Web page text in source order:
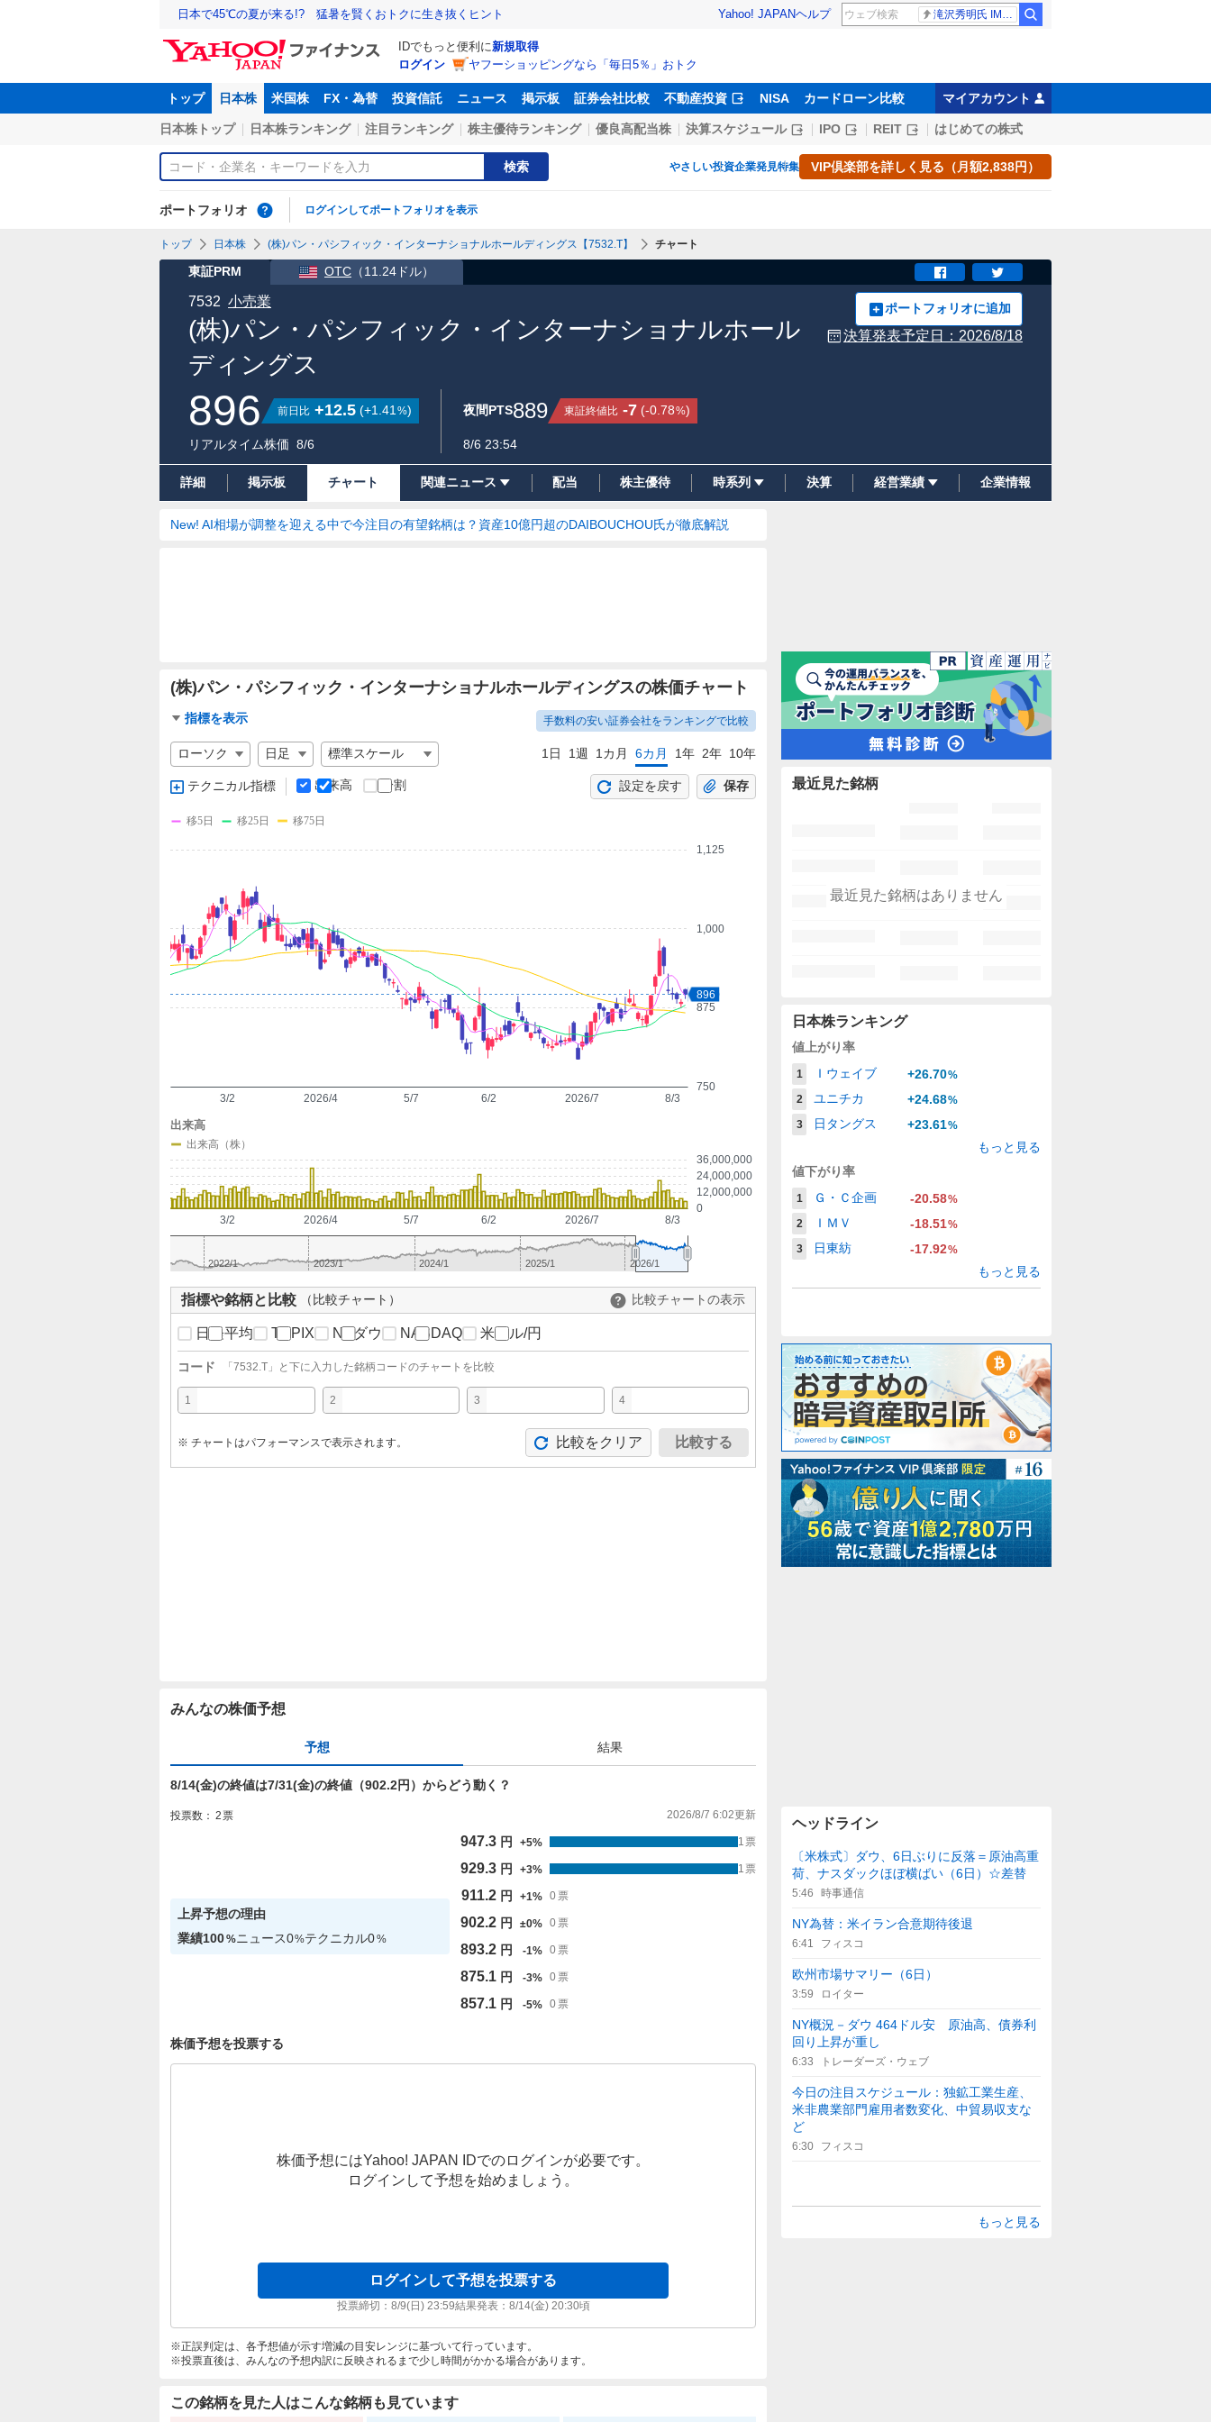
日本で45℃の夏が来る!? 猛暑を賢くおトクに生き抜くヒント Yahoo! JAPANヘルプ 滝沢秀明氏 IMPACT26
IDでもっと便利に新規取得
ログイン
ヤフーショッピングなら「毎日5％」おトク
トップ 日本株 米国株 FX・為替 投資信託 ニュース 掲示板 証券会社比較 不動産投資 NISA カードローン比較 マイアカウント
日本株トップ 日本株ランキング 注目ランキング 株主優待ランキング 優良高配当株 決算スケジュール IPO REIT はじめての株式
検索 やさしい投資企業発見特集 VIP倶楽部を詳しく見る（月額2,838円）
ポートフォリオ ログインしてポートフォリオを表示
トップ 日本株 (株)パン・パシフィック・インターナショナルホールディングス【7532.T】 チャート
東証PRM OTC （11.24ドル）
(株)パン・パシフィック・インターナショナルホール
ディングス
7532 小売業 ポートフォリオに追加
決算発表予定日： 2026/8/18
896 前日比 +12.5 (+1.41%)
リアルタイム株価 8/6
夜間PTS889 東証終値比 -7 (-0.78%)
8/6 23:54
詳細 掲示板 チャート 関連ニュース 配当 株主優待 時系列 決算 経営業績 企業情報
New! AI相場が調整を迎える中で今注目の有望銘柄は？資産10億円超のDAIBOUCHOU氏が徹底解説
(株)パン・パシフィック・インターナショナルホールディングスの株価チャート
チ
ャ
ー
ト
指
標
手数料の安い証券会社をランキングで比較
指標を表示
チ
ャ
ー
の
定
1日 1週 1カ月 6カ月 1年 2年 10年
テクニカル指標 出来高 分割 設定を戻す 保存
750
875
1,000
1,125
2026/4 2026/7
3/2 5/7 6/2 8/3
896
移5日 移25日 移75日
0
12,000,000
24,000,000
36,000,000
2026/4 2026/7
3/2 5/7 6/2 8/3
出来高
出来高（株）
2023/1 2025/1
2022/1 2024/1 2026/1
指標や銘柄と比較 （比較チャート） 比較チャートの表示
日経平均 TOPIX NYダウ NASDAQ 米ドル/円
コード 「 7532.T 」と下に入力した銘柄コードのチャートを比較
1 2 3 4
※ チャートはパフォーマンスで表示されます。 比較をクリア 比較する
みんなの株価予想
予想 結果
8/14(金)の終値は7/31(金)の終値（902.2円）からどう動く？
投票数： 2票 2026/8/7 6:02更新
上昇予想の理由
業績100%ニュース0%テクニカル0%
947.3 円 +5% 1 票
929.3 円 +3% 1 票
911.2 円 +1% 0 票
902.2 円 ±0% 0 票
893.2 円 -1% 0 票
875.1 円 -3% 0 票
857.1 円 -5% 0 票
株価予想を投票する
株価予想にはYahoo! JAPAN IDでのログインが必要です。
ログインして予想を始めましょう。
ログインして予想を投票する
投票締切： 8/9(日) 23:59結果発表： 8/14(金) 20:30頃
正誤判定は、各予想値が示す増減の目安レンジに基づいて行っています。
投票直後は、みんなの予想内訳に反映されるまで少し時間がかかる場合があります。
この銘柄を見た人はこんな銘柄も見ています
最近見た銘柄
最近見た銘柄はありません
日本株ランキング
値上がり率
1 Ｉウェイブ +26.70%
2
ユニチカ +24.68%
3
日タングス +23.61%
もっと見る
値下がり率
1 Ｇ・Ｃ企画 -20.58%
2
ＩＭＶ -18.51%
3
日東紡 -17.92%
もっと見る
ヘッドライン
〔米株式〕ダウ、6日ぶりに反落＝原油高重
荷、ナスダックほぼ横ばい（6日）☆差替
5:46 時事通信
NY為替：米イラン合意期待後退
6:41 フィスコ
欧州市場サマリー（6日）
3:59 ロイター
NY概況－ダウ 464ドル安 原油高、債券利
回り上昇が重し
6:33 トレーダーズ・ウェブ
今日の注目スケジュール：独鉱工業生産、
米非農業部門雇用者数変化、中貿易収支な
ど
6:30 フィスコ
もっと見る